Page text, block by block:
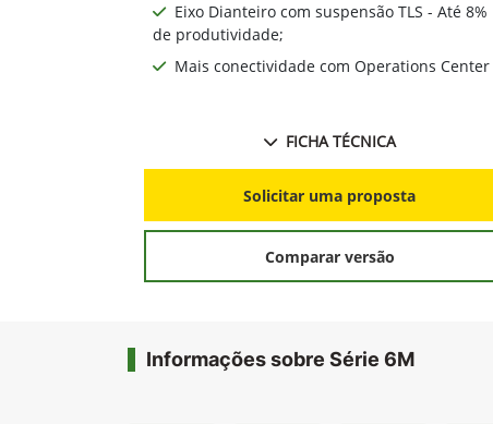
Eixo Dianteiro com suspensão TLS - Até 8%
de produtividade;
Mais conectividade com Operations Center
FICHA TÉCNICA
Solicitar uma proposta
Comparar versão
Informações sobre Série 6M